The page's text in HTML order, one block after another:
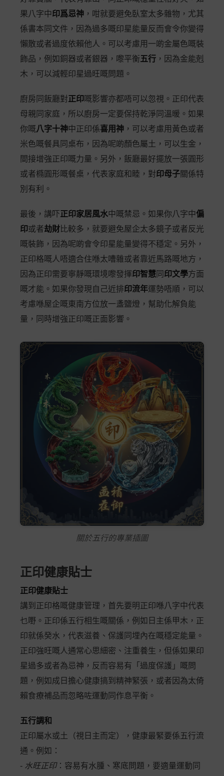
果八字中印爲忌神 ，咁就要避免臥室太多雜物，尤其
係書本同文件，因為過多嘅印星能量反而會令你變得
懶散或者過度依賴他人。可以考慮用一啲金屬色嘅裝
飾品，例如銅器或者銀器，嚟平衡五行 ，因為金能剋
木，可以減輕印星過旺嘅問題。
廚房同飯廳對正印 嘅影響亦都唔可以忽視。正印代表
母親同家庭，所以廚房一定要保持乾淨同溫暖。如果
你嘅八字十神中正印係喜用神 ，可以考慮用黃色或者
米色嘅餐具同桌布，因為呢啲顏色屬土，可以生金，
間接增強正印嘅力量。另外，飯廳最好擺放一張圓形
或者橢圓形嘅餐桌，代表家庭和睦，對印母子關係特
別有利。
最後，講吓正印家居風水中嘅禁忌。如果你八字中偏
印或者劫財比較多，就要避免屋企太多鏡子或者反光
嘅裝飾，因為呢啲會令印星能量變得不穩定。另外，
正印格嘅人唔適合住喺太嘈雜或者靠近馬路嘅地方，
因為正印需要寧靜嘅環境嚟發揮印智慧 同 印文學方面
嘅才能。如果你發現自己近排印流年運勢唔順，可以
考慮喺屋企嘅東南方位放一盞鹽燈，幫助化解負能
量，同時增強正印嘅正面影響。
關於五行的專業插圖
正印健康貼士
正印健康貼士
講到正印格嘅健康管理，首先要明正印喺八字中代表
乜嘢。正印係五行相生嘅關係，例如日主係甲木，正
印就係癸水，代表滋養、保護同埋內在嘅穩定能量。
正印強旺嘅人通常心思細密、注重養生，但係如果印
星過多或者為忌神，反而容易有「過度保護」嘅問
題，例如成日擔心健康搞到精神緊張，或者因為太倚
賴食療補品而忽略咗運動同作息平衡。
五行調和
正印屬水或土（視日主而定），健康最緊要係五行流
通。例如：
- 水旺正印：容易有水腫、寒底問題，要適量運動同